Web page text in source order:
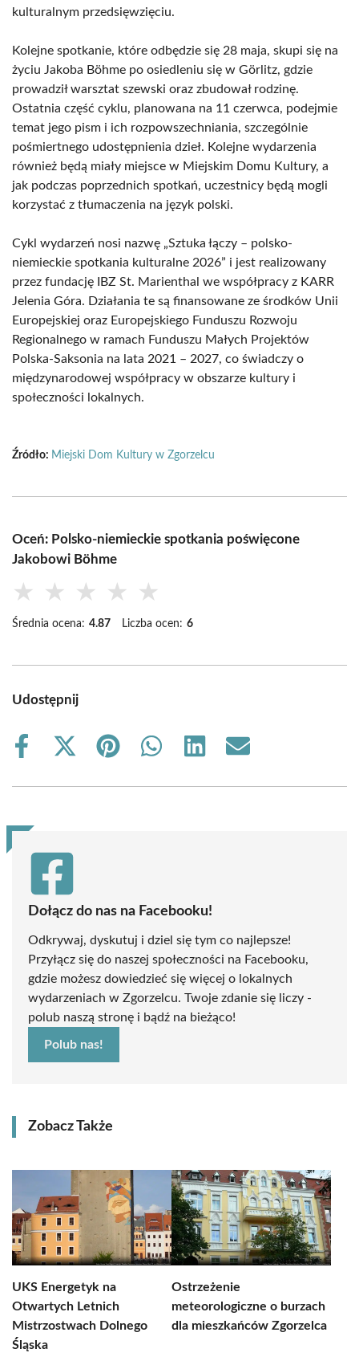
kulturalnym przedsięwzięciu.
Kolejne spotkanie, które odbędzie się 28 maja, skupi się na
życiu Jakoba Böhme po osiedleniu się w Görlitz, gdzie
prowadził warsztat szewski oraz zbudował rodzinę.
Ostatnia część cyklu, planowana na 11 czerwca, podejmie
temat jego pism i ich rozpowszechniania, szczególnie
pośmiertnego udostępnienia dzieł. Kolejne wydarzenia
również będą miały miejsce w Miejskim Domu Kultury, a
jak podczas poprzednich spotkań, uczestnicy będą mogli
korzystać z tłumaczenia na język polski.
Cykl wydarzeń nosi nazwę „Sztuka łączy – polsko-
niemieckie spotkania kulturalne 2026” i jest realizowany
przez fundację IBZ St. Marienthal we współpracy z KARR
Jelenia Góra. Działania te są finansowane ze środków Unii
Europejskiej oraz Europejskiego Funduszu Rozwoju
Regionalnego w ramach Funduszu Małych Projektów
Polska-Saksonia na lata 2021 – 2027, co świadczy o
międzynarodowej współpracy w obszarze kultury i
społeczności lokalnych.
Źródło: Miejski Dom Kultury w Zgorzelcu
Oceń: Polsko-niemieckie spotkania poświęcone
Jakobowi Böhme
★ ★ ★ ★ ★
Średnia ocena: 4.87 Liczba ocen: 6
Udostępnij
Share
Share
(Twitter)
Share
Share
Share
Share
Dołącz do nas na Facebooku!
Odkrywaj, dyskutuj i dziel się tym co najlepsze!
Przyłącz się do naszej społeczności na Facebooku,
gdzie możesz dowiedzieć się więcej o lokalnych
wydarzeniach w Zgorzelcu. Twoje zdanie się liczy -
polub naszą stronę i bądź na bieżąco!
Polub nas!
Zobacz Także
UKS Energetyk na
Otwartych Letnich
Mistrzostwach Dolnego
Śląska
Ostrzeżenie
meteorologiczne o burzach
dla mieszkańców Zgorzelca